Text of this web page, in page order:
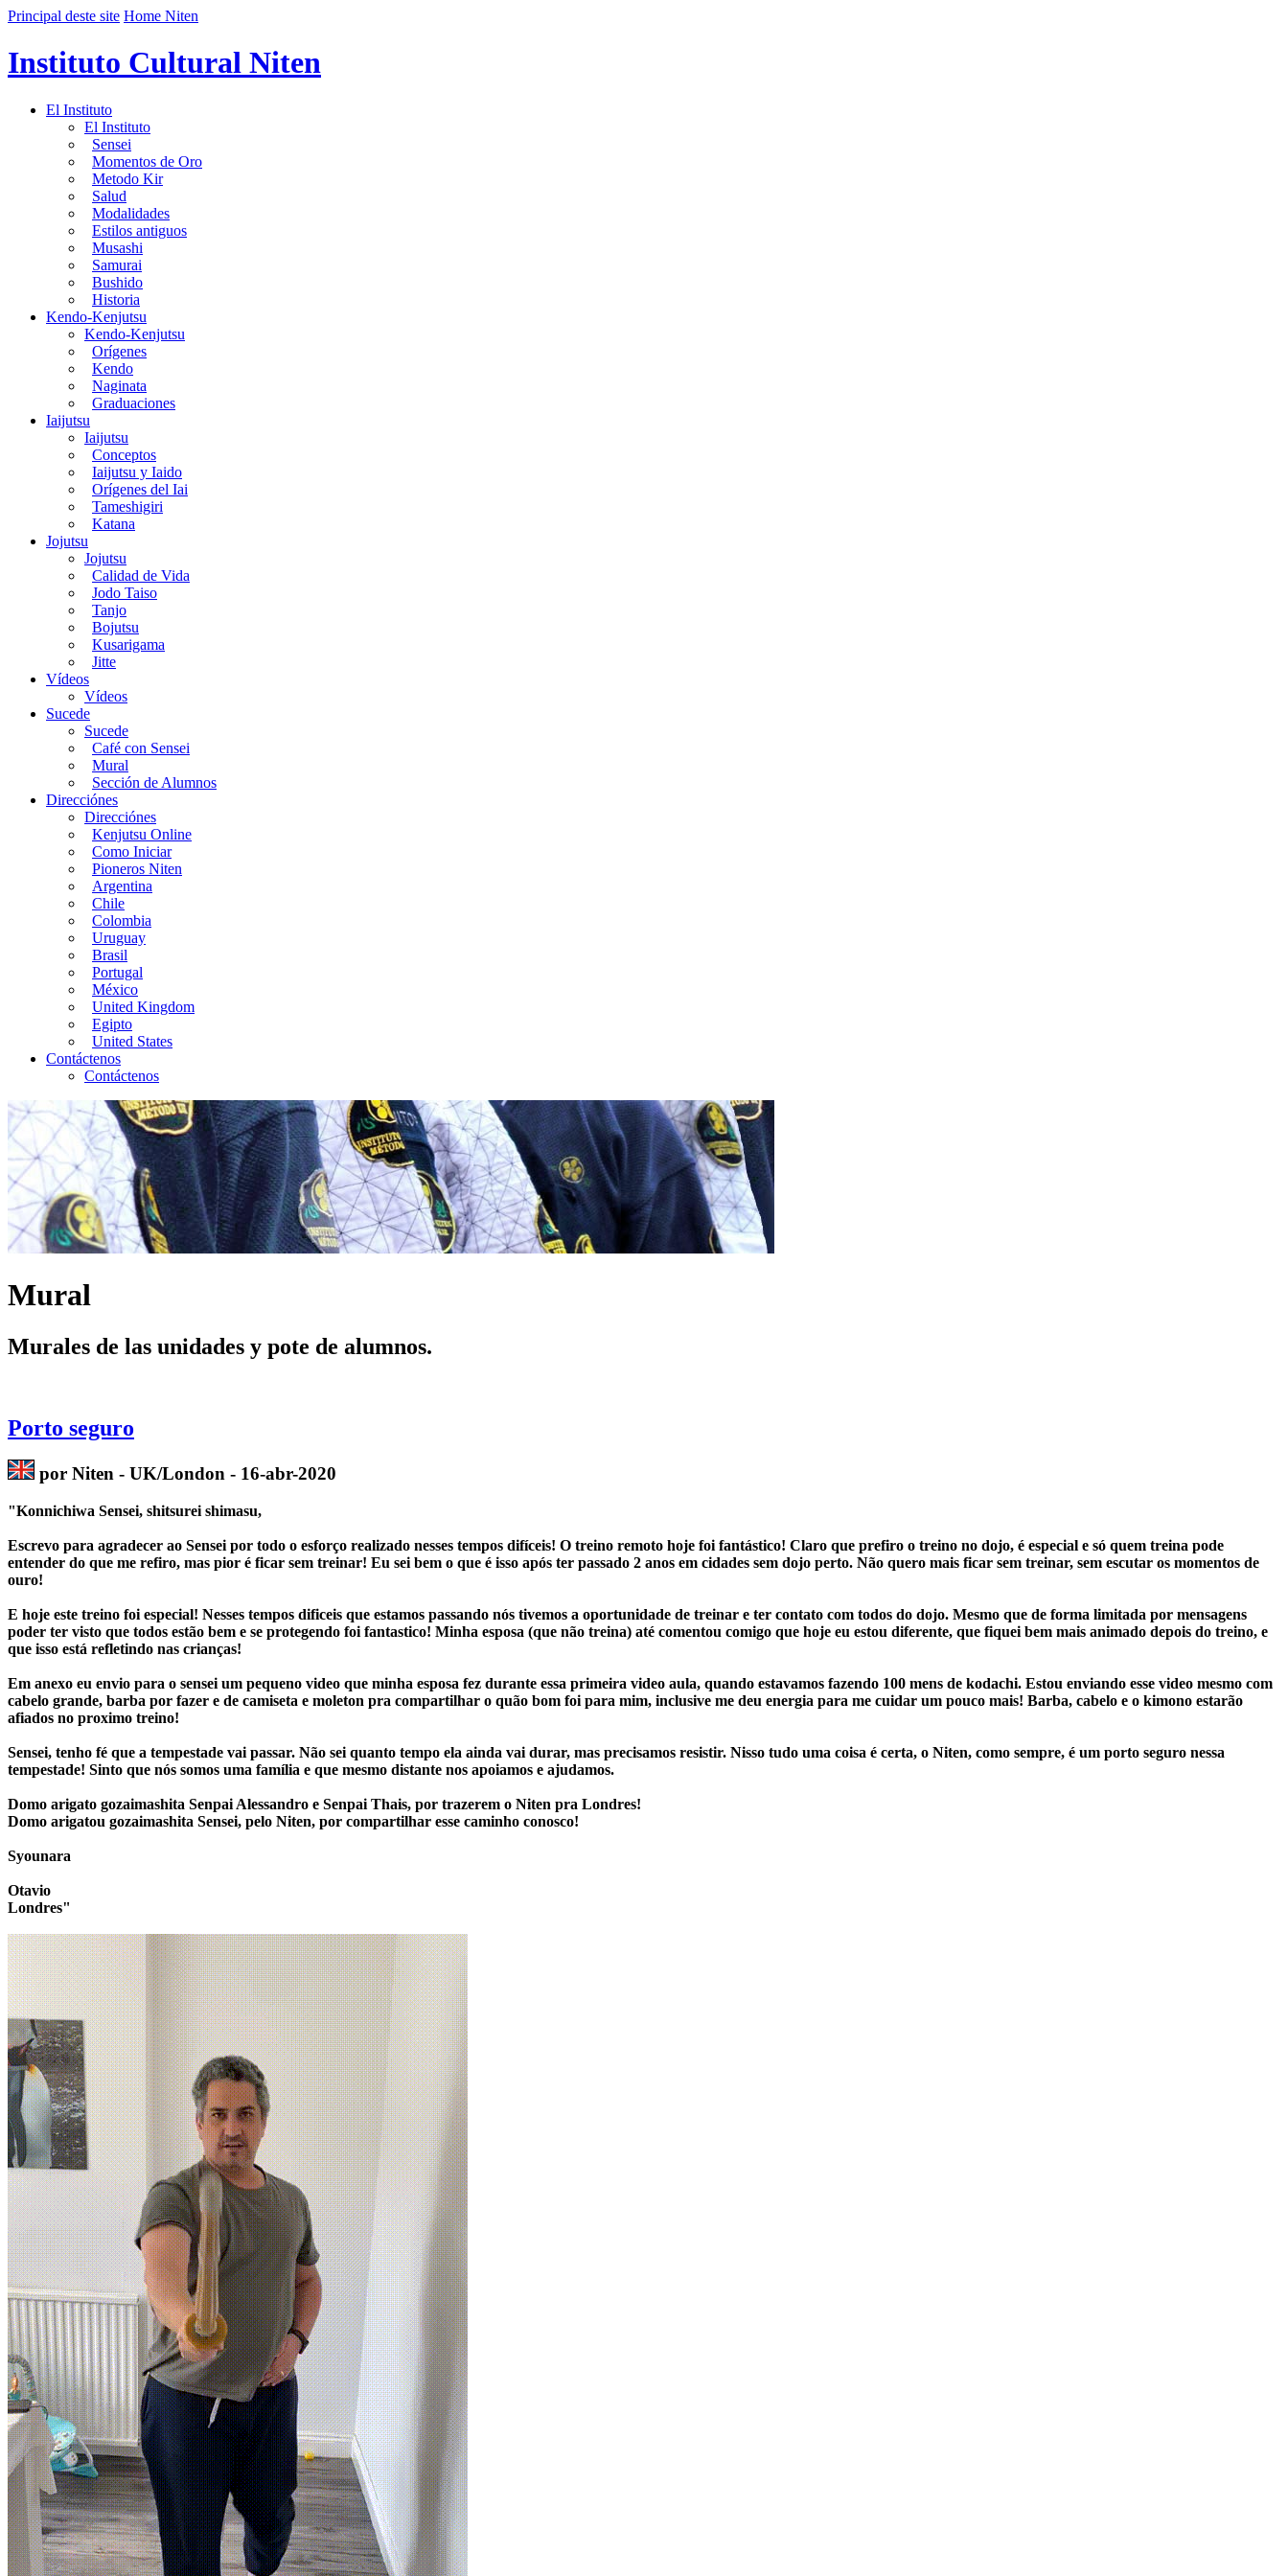
Principal deste site Home Niten
Instituto Cultural Niten
El Instituto
El Instituto
Sensei
Momentos de Oro
Metodo Kir
Salud
Modalidades
Estilos antiguos
Musashi
Samurai
Bushido
Historia
Kendo-Kenjutsu
Kendo-Kenjutsu
Orígenes
Kendo
Naginata
Graduaciones
Iaijutsu
Iaijutsu
Conceptos
Iaijutsu y Iaido
Orígenes del Iai
Tameshigiri
Katana
Jojutsu
Jojutsu
Calidad de Vida
Jodo Taiso
Tanjo
Bojutsu
Kusarigama
Jitte
Vídeos
Vídeos
Sucede
Sucede
Café con Sensei
Mural
Sección de Alumnos
Direcciónes
Direcciónes
Kenjutsu Online
Como Iniciar
Pioneros Niten
Argentina
Chile
Colombia
Uruguay
Brasil
Portugal
México
United Kingdom
Egipto
United States
Contáctenos
Contáctenos
Mural
Murales de las unidades y pote de alumnos.
Porto seguro
por Niten - UK/London - 16-abr-2020
"Konnichiwa Sensei, shitsurei shimasu,
Escrevo para agradecer ao Sensei por todo o esforço realizado nesses tempos difíceis! O treino remoto hoje foi fantástico! Claro que prefiro o treino no dojo, é especial e só quem treina pode
entender do que me refiro, mas pior é ficar sem treinar! Eu sei bem o que é isso após ter passado 2 anos em cidades sem dojo perto. Não quero mais ficar sem treinar, sem escutar os momentos de
ouro!
E hoje este treino foi especial! Nesses tempos dificeis que estamos passando nós tivemos a oportunidade de treinar e ter contato com todos do dojo. Mesmo que de forma limitada por mensagens
poder ter visto que todos estão bem e se protegendo foi fantastico! Minha esposa (que não treina) até comentou comigo que hoje eu estou diferente, que fiquei bem mais animado depois do treino, e
que isso está refletindo nas crianças!
Em anexo eu envio para o sensei um pequeno video que minha esposa fez durante essa primeira video aula, quando estavamos fazendo 100 mens de kodachi. Estou enviando esse video mesmo com
cabelo grande, barba por fazer e de camiseta e moleton pra compartilhar o quão bom foi para mim, inclusive me deu energia para me cuidar um pouco mais! Barba, cabelo e o kimono estarão
afiados no proximo treino!
Sensei, tenho fé que a tempestade vai passar. Não sei quanto tempo ela ainda vai durar, mas precisamos resistir. Nisso tudo uma coisa é certa, o Niten, como sempre, é um porto seguro nessa
tempestade! Sinto que nós somos uma família e que mesmo distante nos apoiamos e ajudamos.
Domo arigato gozaimashita Senpai Alessandro e Senpai Thais, por trazerem o Niten pra Londres!
Domo arigatou gozaimashita Sensei, pelo Niten, por compartilhar esse caminho conosco!
Syounara
Otavio
Londres"